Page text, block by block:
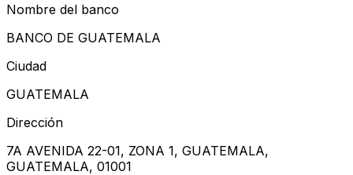
Nombre del banco
BANCO DE GUATEMALA
Ciudad
GUATEMALA
Dirección
7A AVENIDA 22-01, ZONA 1, GUATEMALA,
GUATEMALA, 01001